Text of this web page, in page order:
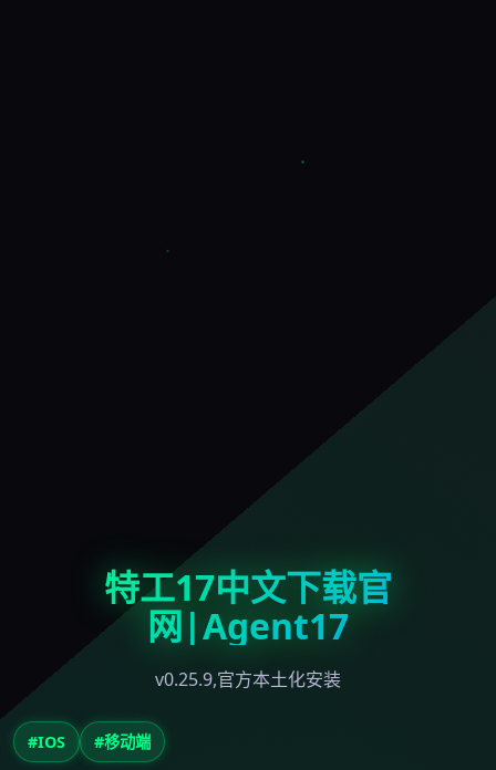
特工17中文下载官
网|Agent17
v0.25.9,官方本土化安装
#IOS #移动端